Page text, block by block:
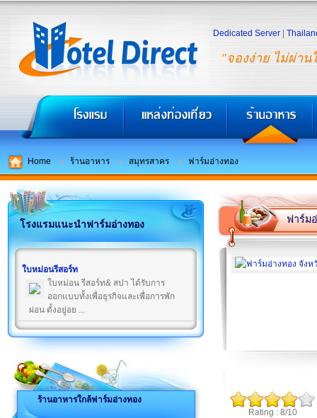
"จองง่าย ไม่ผ่าน
Dedicated Server
Home ร้านอาหาร สมุทรสาคร ฟาร์มอ่างทอง
โรงแรมแนะนำฟาร์มอ่างทอง
ใบหม่อนรีสอร์ท
ใบหม่อน รีสอร์ท& สปา ได้รับการ
ออกแบบทั้งเพื่อธุรกิจและเพื่อการพัก
ผ่อน ตั้งอยู่อย ...
ร้านอาหารใกล้ฟาร์มอ่างทอง
ฟาร์ม
Rating : 8/10